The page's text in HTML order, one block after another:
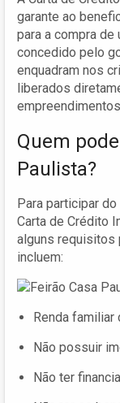
garante ao
para a compra
concedido pelo
enquadram nos
liberados
Quem
Paulista?
Para participar
Carta de Crédito
alguns
incluem:
Renda
Não possuir
Não ter